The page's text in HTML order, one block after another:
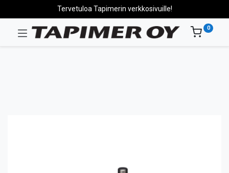
Tervetuloa Tapimerin verkkosivuille!
0